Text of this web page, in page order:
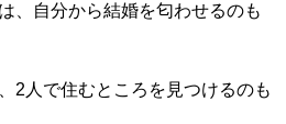
、自分から結婚を匂わせるのも
2人で住むところを見つけるのも